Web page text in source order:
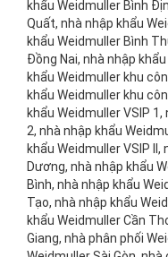
khẩu Weidmuller Bình
Quất, nhà nhập khẩu
khẩu Weidmuller Bình
Đồng Nai, nhà nhập
khẩu Weidmuller khu
khẩu Weidmuller khu
khẩu Weidmuller VSIP
2, nhà nhập khẩu
khẩu Weidmuller VSIP
Dương, nhà nhập khẩu
Bình, nhà nhập khẩu
Tạo, nhà nhập khẩu
khẩu Weidmuller Cần
Giang, nhà phân phối